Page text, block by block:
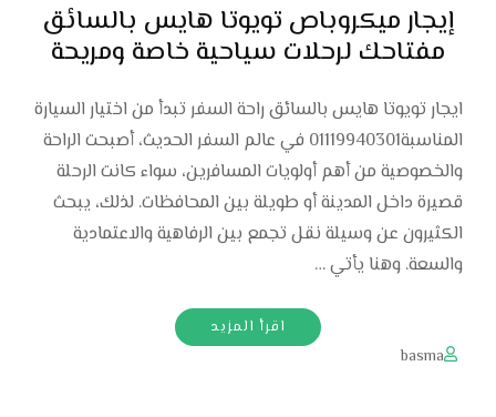
إيجار ميكروباص تويوتا هايس بالسائق
مفتاحك لرحلات سياحية خاصة ومريحة
ايجار تويوتا هايس بالسائق راحة السفر تبدأ من اختيار السيارة
المناسبة01119940301 في عالم السفر الحديث، أصبحت الراحة
والخصوصية من أهم أولويات المسافرين، سواء كانت الرحلة
قصيرة داخل المدينة أو طويلة بين المحافظات. لذلك، يبحث
الكثيرون عن وسيلة نقل تجمع بين الرفاهية والاعتمادية
والسعة. وهنا يأتي …
اقرأ المزيد
basma